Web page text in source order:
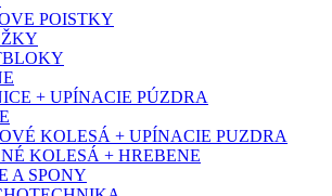
POISTKY
+ UPÍNACIE PÚZDRA
KOLESÁ + UPÍNACIE PUZDRA
KOLESÁ + HREBENE
A SPONY